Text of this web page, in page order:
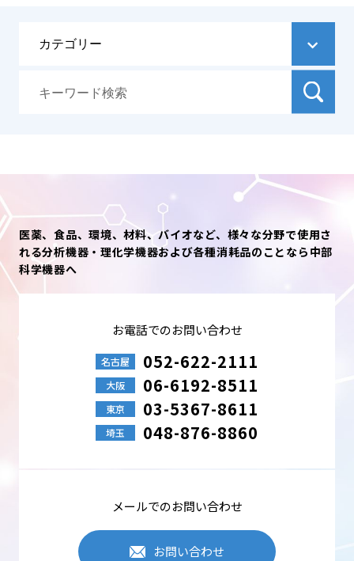
医薬、食品、環境、材料、バイオなど、様々な分野で使用さ
れる分析機器・理化学機器および各種消耗品のことなら中部
科学機器へ
お電話でのお問い合わせ
名古屋 052-622-2111
大阪 06-6192-8511
東京 03-5367-8611
埼玉 048-876-8860
メールでのお問い合わせ
お問い合わせ